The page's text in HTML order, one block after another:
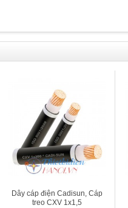
Dây cáp điện Cadisun, Cáp
treo CXV 1x1,5